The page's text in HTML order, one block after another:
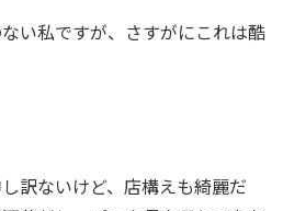
い私ですが、さすがにこれは酷
訳ないけど、店構えも綺麗だ